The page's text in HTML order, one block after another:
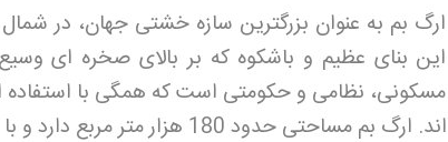
ارگ بم به عنوان بزرگترین سازه خشتی جهان، در
این بنای عظیم و باشکوه که بر بالای صخره ای
مسکونی، نظامی و حکومتی است که همگی با